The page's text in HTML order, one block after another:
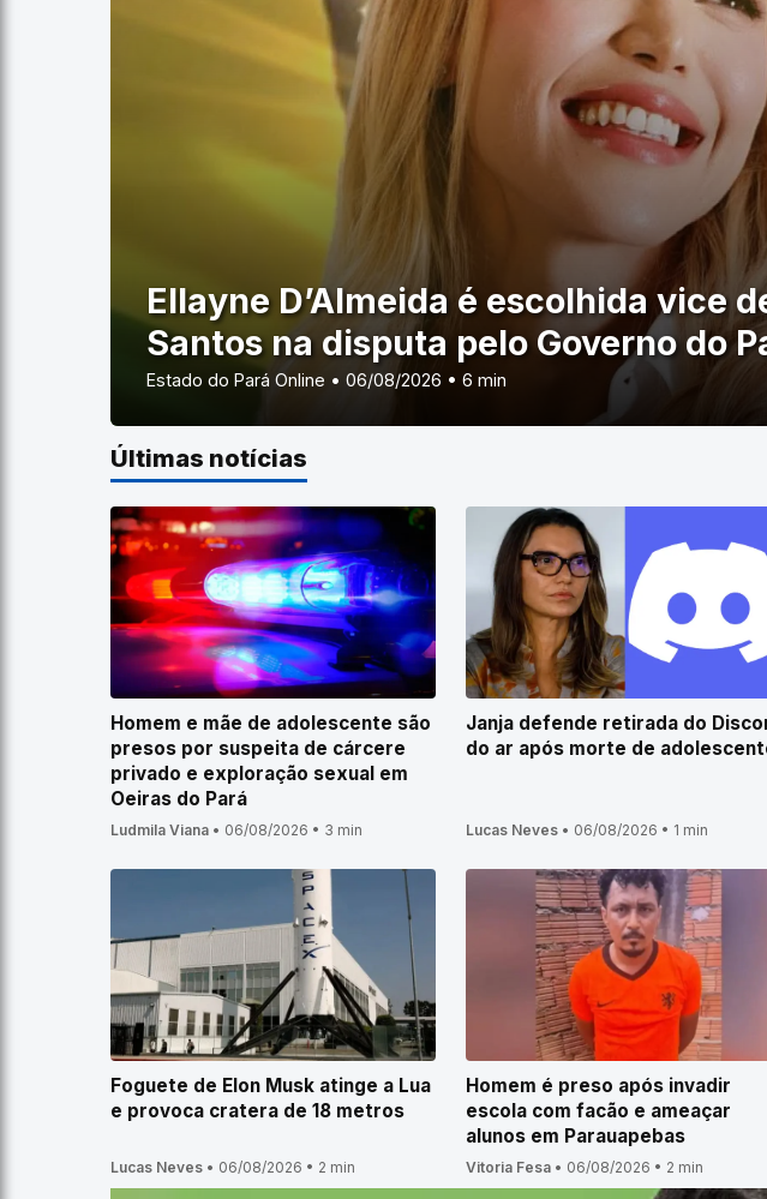
Ellayne D’Almeida é escolhida vice
Santos na disputa pelo Governo do
Estado do Pará Online • 06/08/2026 • 6 min
Últimas notícias
Homem e mãe de adolescente são
presos por suspeita de cárcere
privado e exploração sexual em
Oeiras do Pará
Ludmila Viana • 06/08/2026 • 3 min
Janja defende retirada do
do ar após morte de
Lucas Neves • 06/08/2026 • 1 min
Foguete de Elon Musk atinge a Lua
e provoca cratera de 18 metros
Lucas Neves • 06/08/2026 • 2 min
Homem é preso após invadir
escola com facão e ameaçar
alunos em Parauapebas
Vitoria Fesa • 06/08/2026 • 2 min